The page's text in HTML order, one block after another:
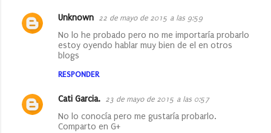
Unknown 22 de mayo de 2015 a las 9:59
No lo he probado pero no me importaría probarlo
estoy oyendo hablar muy bien de el en otros
blogs
RESPONDER
Cati Garcia. 23 de mayo de 2015 a las 0:57
No lo conocía pero me gustaría probarlo.
Comparto en G+